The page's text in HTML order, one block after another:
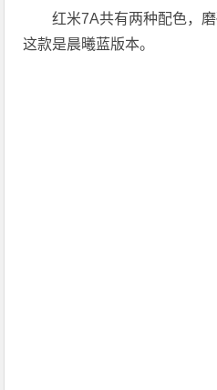
红米7A共有两种配色，
这款是晨曦蓝版本。